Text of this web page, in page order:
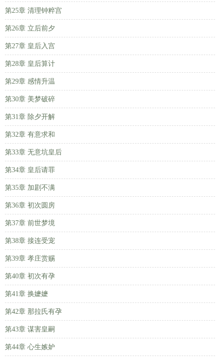
第25章 清理钟粹宫
第26章 立后前夕
第27章 皇后入宫
第28章 皇后算计
第29章 感情升温
第30章 美梦破碎
第31章 除夕开解
第32章 有意求和
第33章 无意坑皇后
第34章 皇后请罪
第35章 加剧不满
第36章 初次圆房
第37章 前世梦境
第38章 接连受宠
第39章 孝庄赏赐
第40章 初次有孕
第41章 换嬷嬷
第42章 那拉氏有孕
第43章 谋害皇嗣
第44章 心生嫉妒